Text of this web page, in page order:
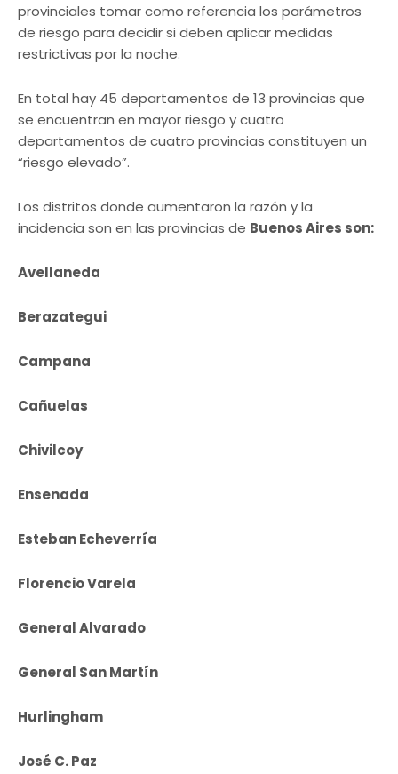
provinciales tomar como referencia los parámetros
de riesgo para decidir si deben aplicar medidas
restrictivas por la noche.
En total hay 45 departamentos de 13 provincias que
se encuentran en mayor riesgo y cuatro
departamentos de cuatro provincias constituyen un
“riesgo elevado”.
Los distritos donde aumentaron la razón y la
incidencia son en las provincias de Buenos Aires son:
Avellaneda
Berazategui
Campana
Cañuelas
Chivilcoy
Ensenada
Esteban Echeverría
Florencio Varela
General Alvarado
General San Martín
Hurlingham
José C. Paz